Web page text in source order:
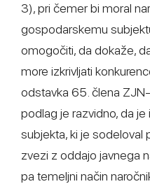
3), pri čemer bi moral
gospodarskemu
omogočiti, da dokaže,
more izkrivljati
odstavka 65. člena
podlag je razvidno, da
subjekta, ki je sodeloval
zvezi z oddajo javnega
pa temeljni način